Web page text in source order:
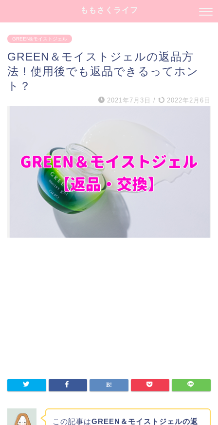
ももさくライフ
GREEN&モイストジェル
GREEN＆モイストジェルの返品方
法！使用後でも返品できるってホン
ト？
2021年7月3日 / 2022年2月6日
この記事はGREEN＆モイストジェルの返